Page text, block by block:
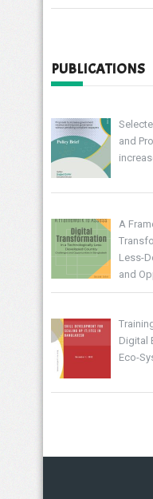
PUBLICATIONS
and
A
Less-
and
Digital
Eco-